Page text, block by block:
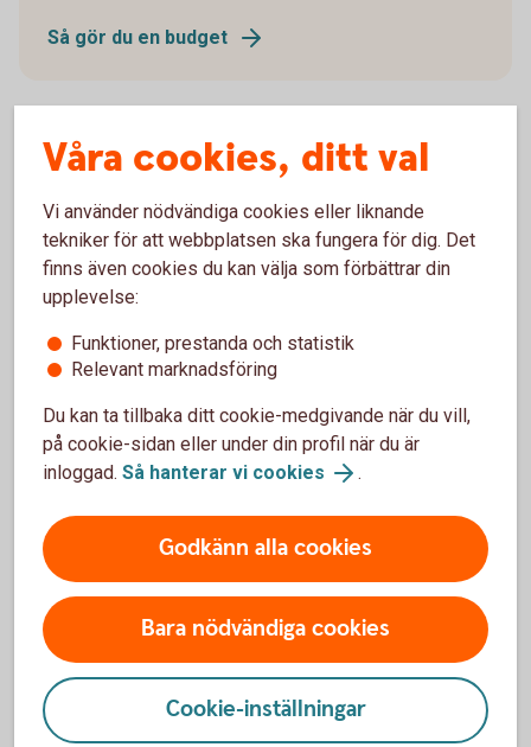
Så gör du en budget
Försäkra din ekonomi
Ekonomin kan svänga, det har vi sett de senaste
åren. Med en försäkring ökar du tryggheten för dig
och din familj.
Nödvändig och bra att ha-försäkringar
Prognos för ekonomin framöver
Hur kommer ekonomin att utvecklas
för Sverige och omvärlden?
Läs vår konjunkturrapport - Swedbank Economic
Outlook - där våra experter delar med sig av sina
Våra cookies, ditt val
Vi använder nödvändiga cookies eller liknande
tekniker för att webbplatsen ska fungera för dig. Det
finns även cookies du kan välja som förbättrar din
upplevelse:
Funktioner, prestanda och statistik
Relevant marknadsföring
Du kan ta tillbaka ditt cookie-medgivande när du vill,
på cookie-sidan eller under din profil när du är
inloggad. Så hanterar vi cookies .
Godkänn alla cookies
Bara nödvändiga cookies
Cookie-inställningar